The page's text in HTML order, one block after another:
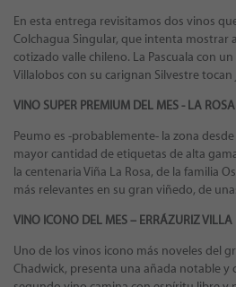
En esta entrega revisitamos dos vinos
Colchagua Singular, que intenta mostrar
cotizado valle chileno. La Pascuala con
Villalobos con su carignan Silvestre tocan
VINO SUPER PREMIUM DEL MES - LA ROSA
Peumo es -probablemente- la zona
mayor cantidad de etiquetas de alta
la centenaria Viña La Rosa, de la familia
más relevantes en su gran viñedo, de
VINO ICONO DEL MES – ERRÁZURIZ
Uno de los vinos icono más noveles del
Chadwick, presenta una añada notable y